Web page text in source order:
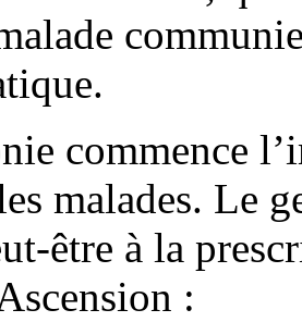
commence
malades. Le
être à la
: